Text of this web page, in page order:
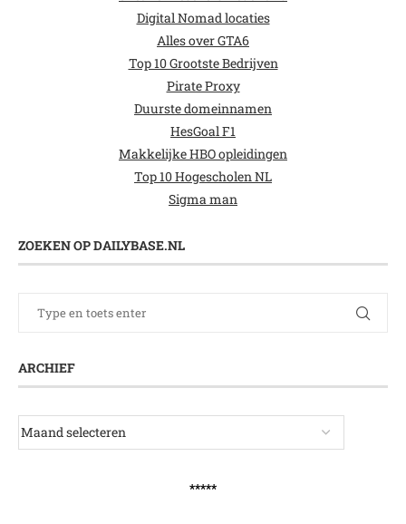
Digital Nomad locaties
Alles over GTA6
Top 10 Grootste Bedrijven
Pirate Proxy
Duurste domeinnamen
HesGoal F1
Makkelijke HBO opleidingen
Top 10 Hogescholen NL
Sigma man
ZOEKEN OP DAILYBASE.NL
ARCHIEF
*****